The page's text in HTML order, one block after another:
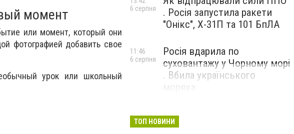
момент
или момент, который они
фотографией добавить свое
урок или школьный
. Росія запустила ракети
"Онікс", Х-31П та 101 БпЛА
6 серпня
Росія вдарила по
суховантажу у Чорному морі
. Вбила українського
11:46
6 серпня
ТОП НОВИНИ